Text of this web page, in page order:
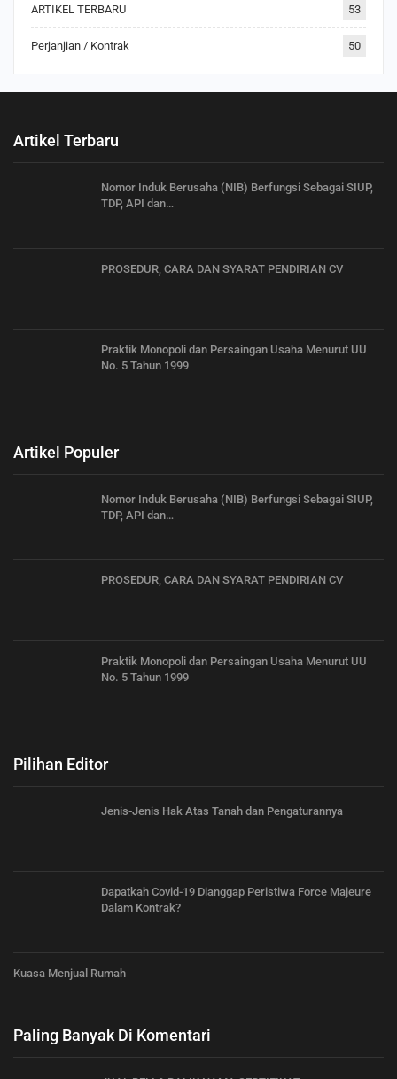
ARTIKEL TERBARU 53
Perjanjian / Kontrak 50
Artikel Terbaru
Nomor Induk Berusaha (NIB) Berfungsi Sebagai SIUP,
TDP, API dan…
PROSEDUR, CARA DAN SYARAT PENDIRIAN CV
Praktik Monopoli dan Persaingan Usaha Menurut UU
No. 5 Tahun 1999
Artikel Populer
Nomor Induk Berusaha (NIB) Berfungsi Sebagai SIUP,
TDP, API dan…
PROSEDUR, CARA DAN SYARAT PENDIRIAN CV
Praktik Monopoli dan Persaingan Usaha Menurut UU
No. 5 Tahun 1999
Pilihan Editor
Jenis-Jenis Hak Atas Tanah dan Pengaturannya
Dapatkah Covid-19 Dianggap Peristiwa Force Majeure
Dalam Kontrak?
Kuasa Menjual Rumah
Paling Banyak Di Komentari